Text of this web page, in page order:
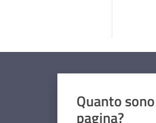
Quanto
pagina?